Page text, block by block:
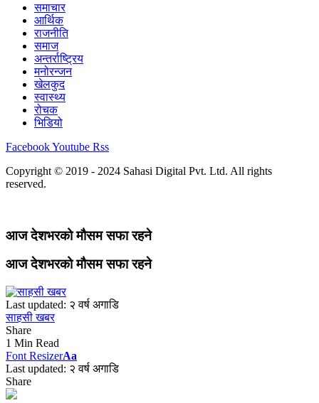
समाचार
आर्थिक
राजनीति
समाज
अन्तर्राष्ट्रिय
मनोरन्जन
खेलकुद
स्वास्थ्य
रोचक
भिडियो
FacebookYoutube Rss
Copyright © 2019 - 2024 Sahasi Digital Pvt. Ltd. All rights
reserved.
आज देशभरको मौसम सफा रहने
आज देशभरको मौसम सफा रहने
Last updated: २ वर्ष अगाडि
साहसी खबर
Share
1 Min Read
Font ResizerAa
Last updated: २ वर्ष अगाडि
Share